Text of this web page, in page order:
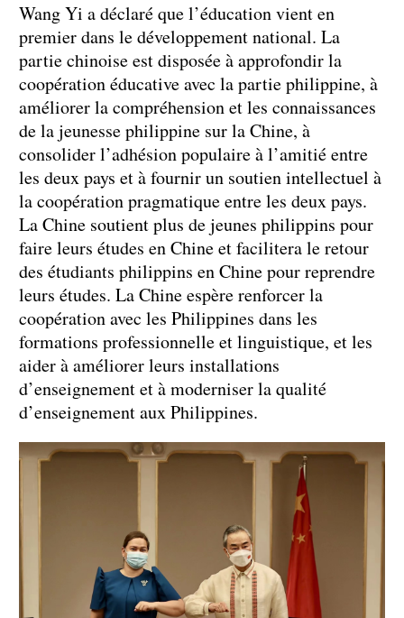
Wang Yi a déclaré que l’éducation vient en
premier dans le développement national. La
partie chinoise est disposée à approfondir la
coopération éducative avec la partie philippine, à
améliorer la compréhension et les connaissances
de la jeunesse philippine sur la Chine, à
consolider l’adhésion populaire à l’amitié entre
les deux pays et à fournir un soutien intellectuel à
la coopération pragmatique entre les deux pays.
La Chine soutient plus de jeunes philippins pour
faire leurs études en Chine et facilitera le retour
des étudiants philippins en Chine pour reprendre
leurs études. La Chine espère renforcer la
coopération avec les Philippines dans les
formations professionnelle et linguistique, et les
aider à améliorer leurs installations
d’enseignement et à moderniser la qualité
d’enseignement aux Philippines.